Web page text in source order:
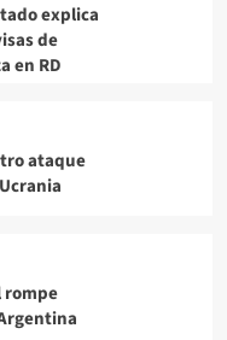
explica
de
en RD
ataque
rompe